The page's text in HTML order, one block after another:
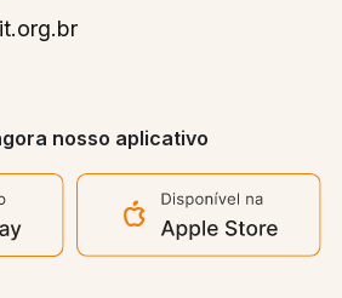
nosso aplicativo